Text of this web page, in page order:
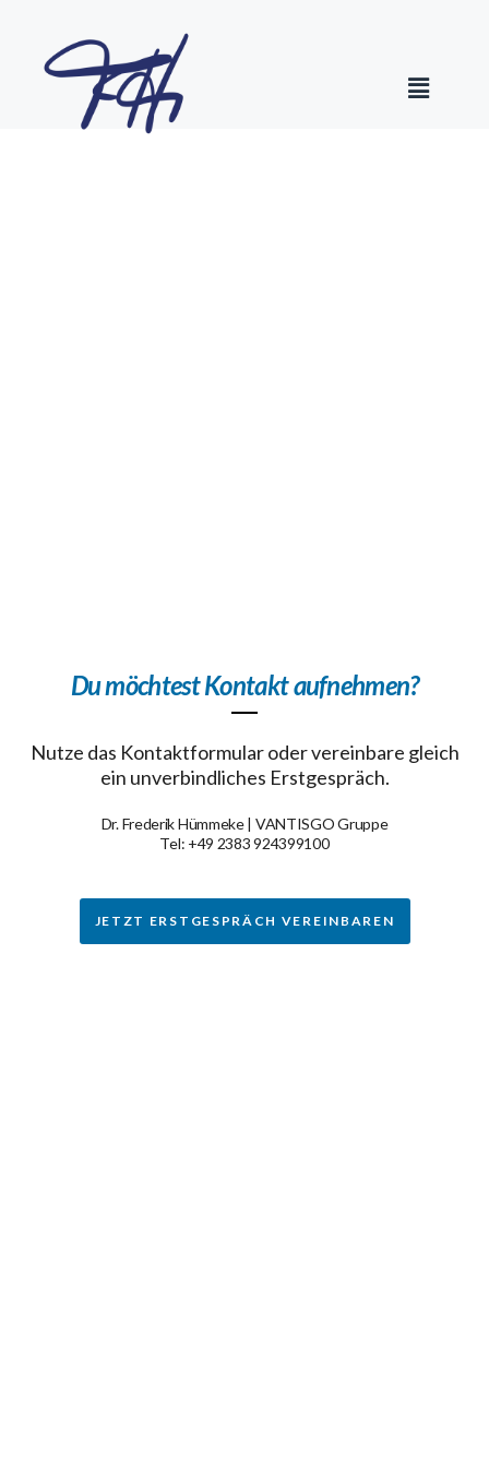
Du möchtest Kontakt aufnehmen?
Nutze das Kontaktformular oder vereinbare gleich
ein unverbindliches Erstgespräch.
Dr. Frederik Hümmeke | VANTISGO Gruppe
Tel: +49 2383 924399100
JETZT ERSTGESPRÄCH VEREINBAREN